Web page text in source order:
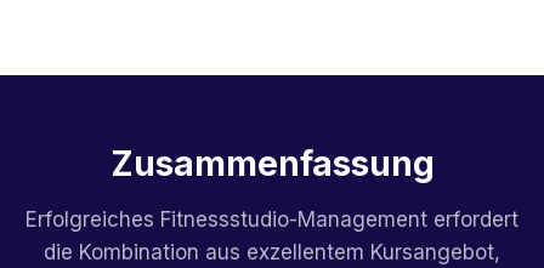
Zusammenfassung
Erfolgreiches Fitnessstudio-Management erfordert
die Kombination aus exzellentem Kursangebot,